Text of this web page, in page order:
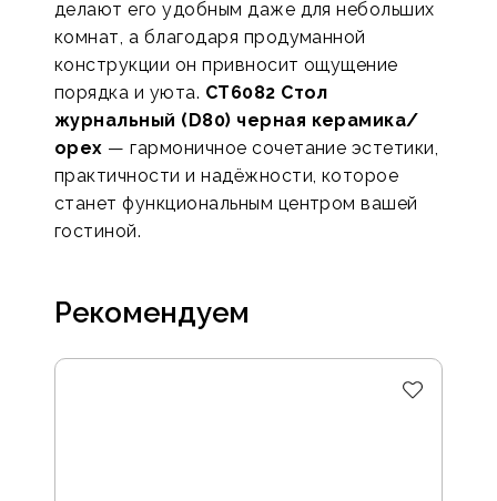
делают его удобным даже для небольших
комнат, а благодаря продуманной
конструкции он привносит ощущение
порядка и уюта. CT6082 Стол
журнальный (D80) черная керамика/
орех — гармоничное сочетание эстетики,
практичности и надёжности, которое
станет функциональным центром вашей
гостиной.
Рекомендуем